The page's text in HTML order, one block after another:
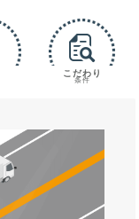
こだわり
条件